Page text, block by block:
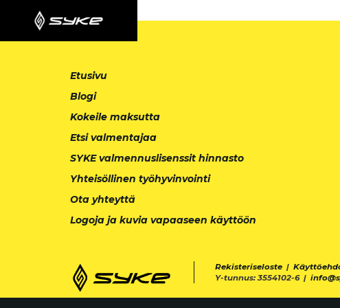
Etusivu
Blogi
Kokeile maksutta
Etsi valmentajaa
SYKE valmennuslisenssit hinnasto
Yhteisöllinen työhyvinvointi
Ota yhteyttä
Logoja ja kuvia vapaaseen käyttöön
Rekisteriseloste |
Y-tunnus: 3554102-6 |